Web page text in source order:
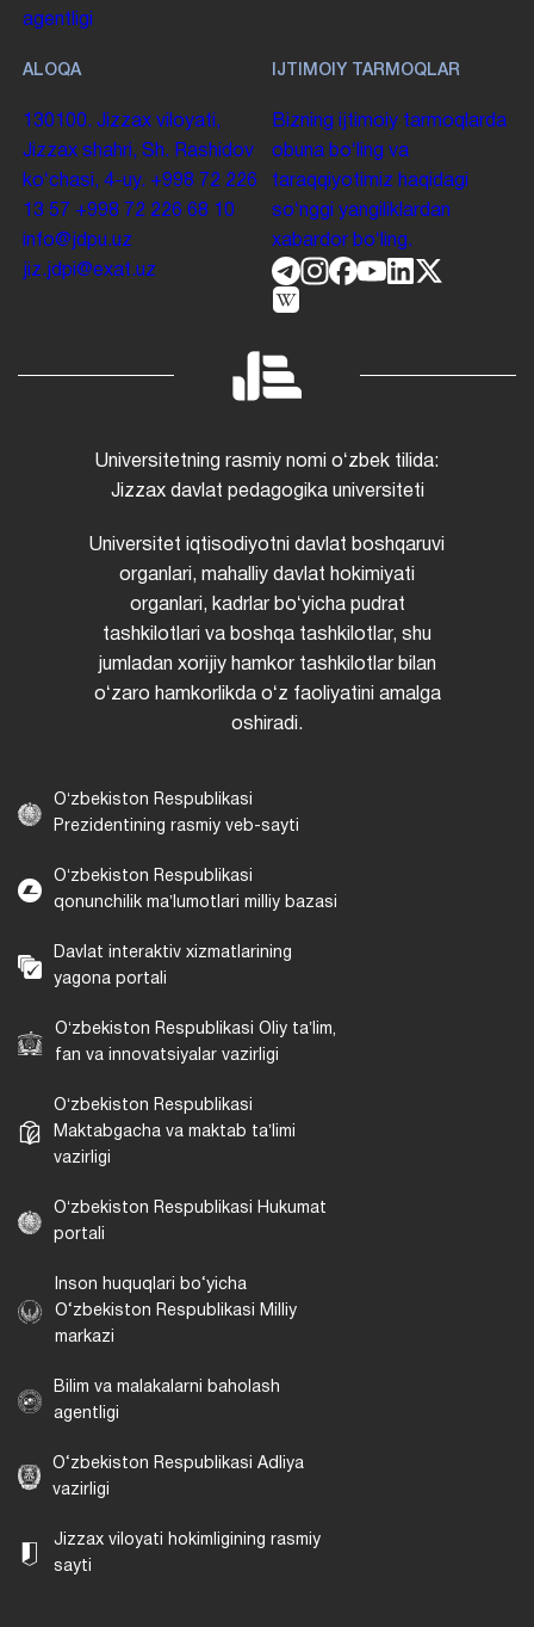
agentligi
ALOQA
130100. Jizzax viloyati,
Jizzax shahri, Sh. Rashidov
koʻchasi, 4-uy. +998 72 226
13 57 +998 72 226 68 10
info@jdpu.uz
jiz.jdpi@exat.uz
IJTIMOIY TARMOQLAR
Bizning ijtimoiy tarmoqlarda
obuna boʻling va
taraqqiyotimiz haqidagi
soʻnggi yangiliklardan
xabardor boʻling.
Universitetning rasmiy nomi oʻzbek tilida:
Jizzax davlat pedagogika universiteti
Universitet iqtisodiyotni davlat boshqaruvi
organlari, mahalliy davlat hokimiyati
organlari, kadrlar boʻyicha pudrat
tashkilotlari va boshqa tashkilotlar, shu
jumladan xorijiy hamkor tashkilotlar bilan
oʻzaro hamkorlikda oʻz faoliyatini amalga
oshiradi.
Oʻzbekiston Respublikasi
Prezidentining rasmiy veb-sayti
Oʻzbekiston Respublikasi
qonunchilik maʼlumotlari milliy bazasi
Davlat interaktiv xizmatlarining
yagona portali
Oʻzbekiston Respublikasi Oliy taʼlim,
fan va innovatsiyalar vazirligi
Oʻzbekiston Respublikasi
Maktabgacha va maktab taʼlimi
vazirligi
Oʻzbekiston Respublikasi Hukumat
portali
Inson huquqlari bo‘yicha
O‘zbekiston Respublikasi Milliy
markazi
Bilim va malakalarni baholash
agentligi
O‘zbekiston Respublikasi Adliya
vazirligi
Jizzax viloyati hokimligining rasmiy
sayti